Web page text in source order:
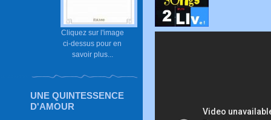
Cliquez sur l'image
ci-dessus pour en
savoir plus...
UNE QUINTESSENCE
D'AMOUR